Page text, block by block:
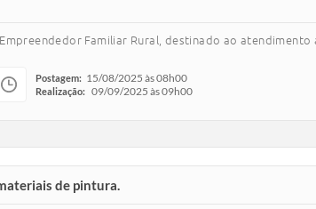
Familiar Rural, destinado ao
Postagem: 15/08/2025 às 08h00
Realização: 09/09/2025 às 09h00
de pintura.